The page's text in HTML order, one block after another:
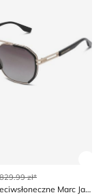
829.99 zł*
Okulary przeciwsłoneczne Marc Jacobs